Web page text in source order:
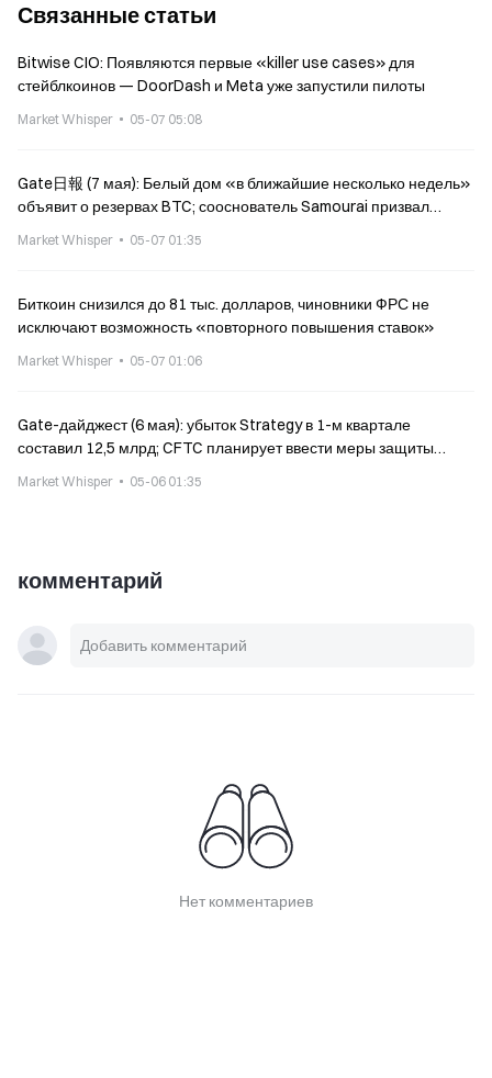
Связанные статьи
Bitwise CIO: Появляются первые «killer use cases» для
стейблкоинов — DoorDash и Meta уже запустили пилоты
Market Whisper 05-07 05:08
Gate日報 (7 мая): Белый дом «в ближайшие несколько недель»
объявит о резервах BTC; сооснователь Samourai призвал
Market Whisper 05-07 01:35
Биткоин снизился до 81 тыс. долларов, чиновники ФРС не
исключают возможность «повторного повышения ставок»
Market Whisper 05-07 01:06
Gate-дайджест (6 мая): убыток Strategy в 1-м квартале
составил 12,5 млрд; CFTC планирует ввести меры защиты
программного обеспечения
Market Whisper 05-06 01:35
комментарий
Нет комментариев